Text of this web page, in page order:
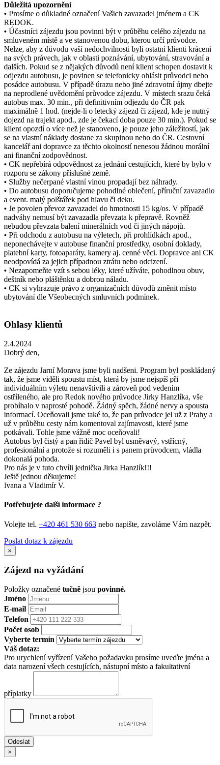
Důležitá upozornění
• Prosíme o důkladné označení Vašich zavazadel jménem a CK
REDOK.
• Účastníci zájezdu jsou povinni být v průběhu celého zájezdu na
smluveném místě a ve stanovenou dobu, kterou určí průvodce.
Nelze, aby z důvodu vaší nedochvilnosti byli ostatní klienti kráceni
na svých právech, jak v oblasti poznávání, ubytování, stravování a
dalších. Pokud se z nějakých důvodů není klient schopen dostavit k
odjezdu autobusu, je povinen se telefonicky ohlásit průvodci nebo
posádce autobusu. V případě úrazu nebo jiné zdravotní újmy dbejte
na neprodlené uvědomění průvodce zájezdu. V místech srazu čeká
autobus max. 30 min., při definitivním odjezdu do ČR pak
maximálně 1 hod. (nejde-li o letecký zájezd či zájezd, kde je nutný
dojezd na trajekt apod., zde je čekací doba pouze 30 min.). Pokud se
klient opozdí o více než je stanoveno, je pouze jeho záležitostí, jak
se na vlastní náklady dostane za skupinou nebo do ČR. Cestovní
kancelář ani dopravce za těchto okolností nenesou žádnou morální
ani finanční zodpovědnost.
• CK nepřebírá odpovědnost za jednání cestujících, které by bylo v
rozporu se zákony příslušné země.
• Služby nečerpané vlastní vinou propadají bez náhrady.
• Do autobusu doporučujeme pohodlné oblečení, příruční zavazadlo
a event. malý polštářek pod hlavu či deku.
• Je povolen převoz zavazadel do hmotnosti 15 kg/os. V případě
nadváhy nemusí být zavazadla převzata k přepravě. Rovněž
nebudou převzata balení minerálních vod či jiných nápojů.
• Při odchodu z autobusu na výletech, při prohlídkách apod.,
neponechávejte v autobuse finanční prostředky, osobní doklady,
platební karty, fotoaparáty, kamery aj. cenné věci. Dopravce ani CK
neodpovídá za jejich případnou ztrátu nebo odcizení.
• Nezapomeňte vzít s sebou léky, které užíváte, pohodlnou obuv,
deštník nebo pláštěnku a dobrou náladu.
• CK si vyhrazuje právo z organizačních důvodů změnit místo
ubytování dle Všeobecných smluvních podmínek.
Ohlasy klientů
2.4.2024
Dobrý den,
Ze zájezdu Jarní Morava jsme byli nadšeni. Program byl poskládaný
tak, že jsme viděli spoustu míst, která by jsme nejspíš při
individuálním výletu nenavštívili a zároveň pod vedením
ostříleného, ale pro Redok nového průvodce Jirky Hanzlíka, vše
probíhalo v naprosté pohodě. Žádný spěch, žádné nervy a spousta
informací. Oceňovali jsme také to, že pan průvodce jel už z Prahy a
už v průběhu cesty nám komentoval zajímavosti, které jsme
potkávali. Tohle jsme vážně moc oceňovali!
Autobus byl čistý a pan řidič Pavel byl usměvavý, vstřícný,
profesionální a protože si rozuměli i s panem průvodcem, vládla
dokonalá pohoda.
Pro nás je v tuto chvíli jednička Jirka Hanzlík!!!
Ještě jednou děkujeme!
Ivana a Vladimír V.
Potřebujete další informace ?
Volejte tel. +420 461 530 663 nebo napište, zavoláme Vám nazpět.
Poslat dotaz k zájezdu
×
Zájezd na vyžádání
Položky označené tučně jsou povinné.
Jméno
E-mail
Telefon
Počet osob
Vyberte termín
Váš dotaz:
Pro urychlení vyřízení Vašeho požadavku prosíme uveďte jména a
data narození všech cestujících, nástupní místo a fakultativní
příplatky
×